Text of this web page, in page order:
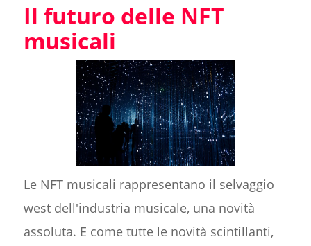
Il futuro delle NFT
musicali
Le NFT musicali rappresentano il selvaggio
west dell'industria musicale, una novità
assoluta. E come tutte le novità scintillanti,